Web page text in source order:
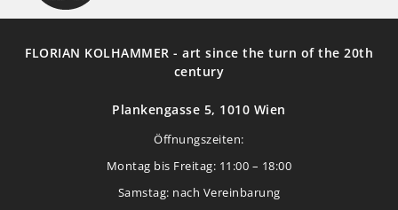
FLORIAN KOLHAMMER - art since the turn of the 20th
century
Plankengasse 5, 1010 Wien
Öffnungszeiten:
Montag bis Freitag: 11:00 – 18:00
Samstag: nach Vereinbarung